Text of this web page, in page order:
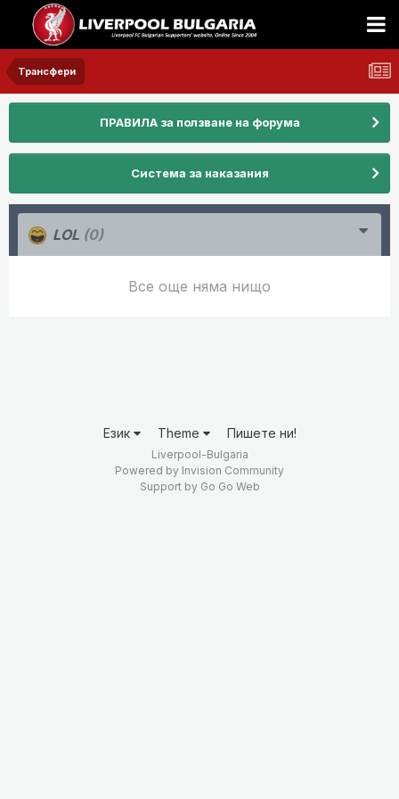
Трансфери
ПРАВИЛА за ползване на форума
Система за наказания
LOL (0)
Все още няма нищо
Език Theme Пишете ни!
Liverpool-Bulgaria
Powered by Invision Community
Support by Go Go Web